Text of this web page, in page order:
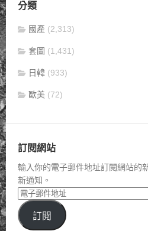
分類
國產 (2,313)
套圖 (1,431)
日韓 (933)
歐美 (72)
訂閱網站
輸入你的電子郵件地址訂閱網站的
新通知。
訂閱